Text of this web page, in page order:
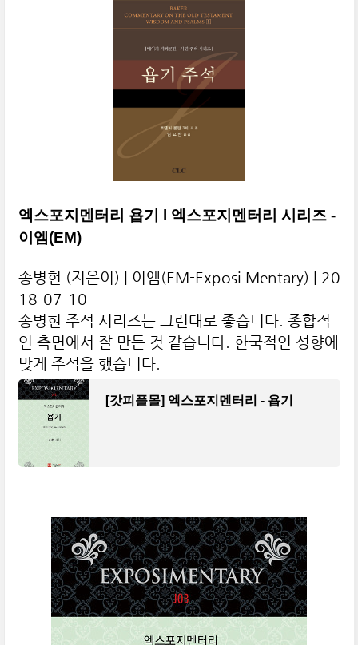
엑스포지멘터리 욥기 l 엑스포지멘터리 시리즈 -
이엠(EM)
송병현 (지은이) | 이엠(EM-Exposi Mentary) | 20
18-07-10
송병현 주석 시리즈는 그런대로 좋습니다. 종합적
인 측면에서 잘 만든 것 같습니다. 한국적인 성향에
맞게 주석을 했습니다.
[갓피플몰] 엑스포지멘터리 - 욥기